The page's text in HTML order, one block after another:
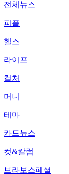
전체뉴스
피플
헬스
라이프
컬처
머니
테마
카드뉴스
컷&칼럼
브라보스페셜